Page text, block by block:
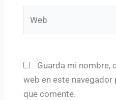
Guarda mi nombre,
web en este navegador
que comente.